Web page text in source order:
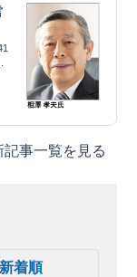
記事一覧を見る
新着順